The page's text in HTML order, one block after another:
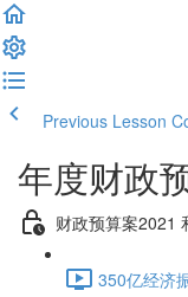
Previous Lesson
年度财政
财政预算案2021
350亿经济